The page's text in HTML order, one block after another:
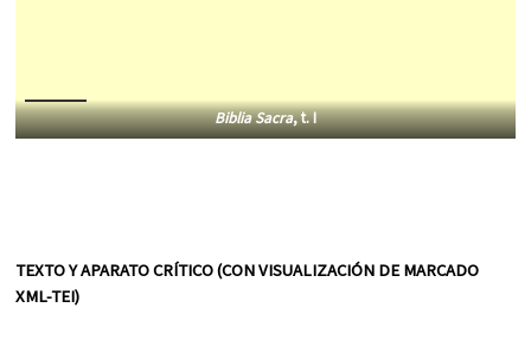
Biblia Sacra, t. I
TEXTO Y APARATO CRÍTICO (CON VISUALIZACIÓN DE MARCADO
XML-TEI)